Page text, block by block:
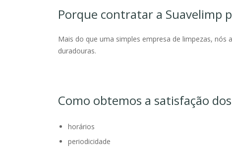
Porque contratar a Suavelimp
Mais do que uma simples empresa de limpezas,
duradouras.​
Como obtemos a satisfação
horários
periodicidade